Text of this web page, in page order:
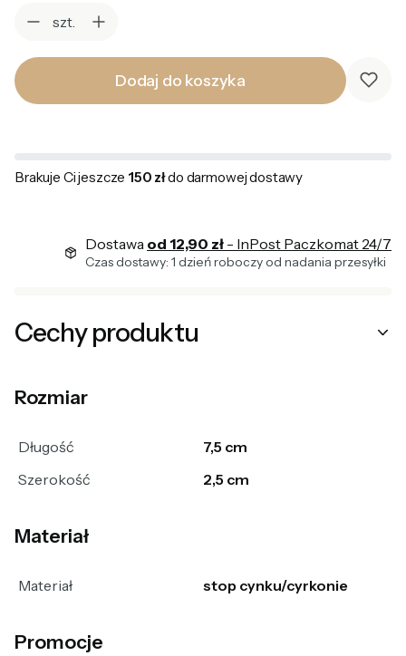
szt.
Dodaj do koszyka
Brakuje Ci jeszcze 150 złdo darmowej dostawy
Dostawa od 12,90 zł - InPost Paczkomat 24/7
Czas dostawy: 1 dzień roboczy od nadania przesyłki
Cechy produktu
Rozmiar
Długość
7,5 cm
Szerokość
2,5 cm
Materiał
Materiał stop cynku/cyrkonie
Promocje